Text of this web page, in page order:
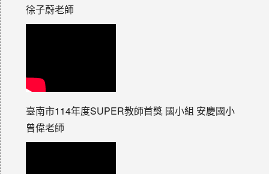
徐子蔚老師
臺南市114年度SUPER教師首獎 國小組 安慶國小
曾偉老師